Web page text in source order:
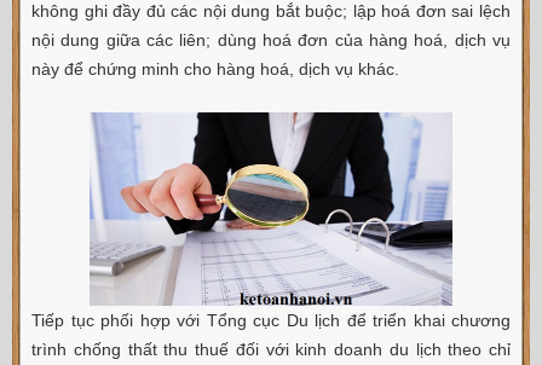
không ghi đầy đủ các nội dung bắt buộc; lập hoá đơn sai lệch
nội dung giữa các liên; dùng hoá đơn của hàng hoá, dịch vụ
này để chứng minh cho hàng hoá, dịch vụ khác.
Tiếp tục phối hợp với Tổng cục Du lịch để triển khai chương
trình chống thất thu thuế đối với kinh doanh du lịch theo chỉ